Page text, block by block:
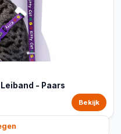
- Paars
Bekijk